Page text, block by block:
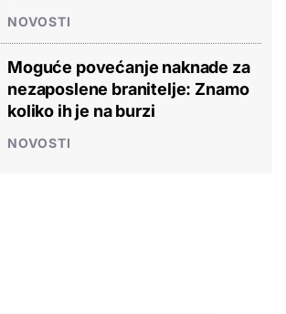
NOVOSTI
Moguće povećanje naknade za
nezaposlene branitelje: Znamo
koliko ih je na burzi
NOVOSTI